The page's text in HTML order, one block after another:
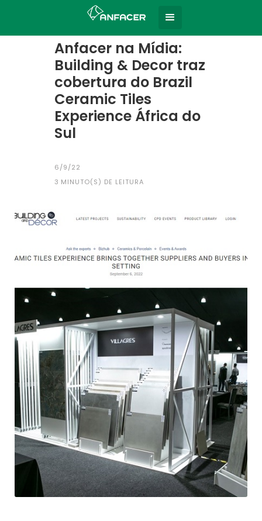
Todas as notícias
Anfacer na Mídia:
Building & Decor traz
cobertura do Brazil
Ceramic Tiles
Experience África do
Sul
6/9/22
3 MINUTO(S) DE LEITURA